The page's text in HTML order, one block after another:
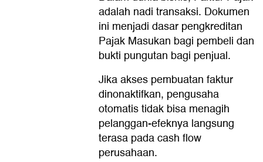
adalah nadi transaksi. Dokumen
ini menjadi dasar pengkreditan
Pajak Masukan bagi pembeli dan
bukti pungutan bagi penjual.
Jika akses pembuatan faktur
dinonaktifkan, pengusaha
otomatis tidak bisa menagih
pelanggan-efeknya langsung
terasa pada cash flow
perusahaan.